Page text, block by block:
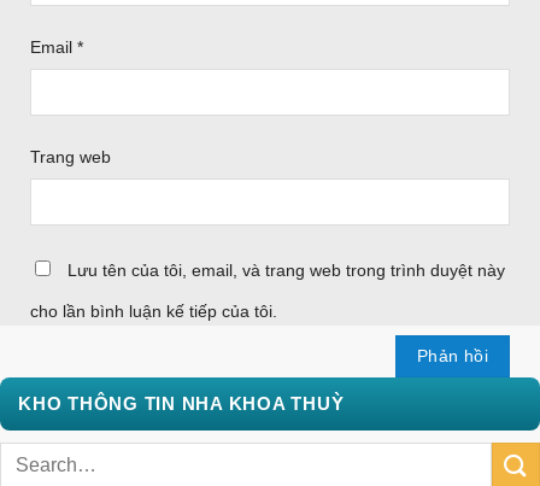
Email *
Trang web
Lưu tên của tôi, email, và trang web trong trình duyệt này
cho lần bình luận kế tiếp của tôi.
KHO THÔNG TIN NHA KHOA THUỲ